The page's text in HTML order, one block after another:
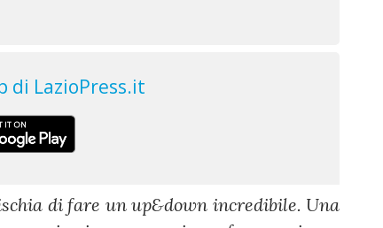
di fare un up&down incredibile. Una